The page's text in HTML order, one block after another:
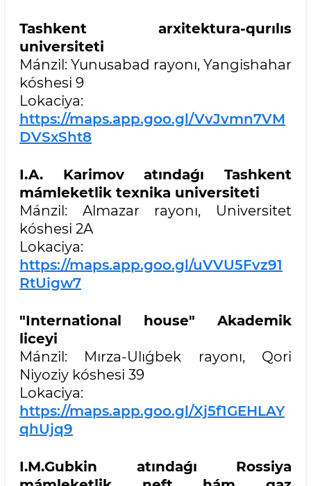
Tashkent arxitektura-qurılıs
universiteti
Mánzil: Yunusabad rayonı, Yangishahar
kóshesi 9
Lokaciya:
https://maps.app.goo.gl/VvJvmn7VM
DVSxSht8
I.A. Karimov atındaǵı Tashkent
mámleketlik texnika universiteti
Mánzil: Almazar rayonı, Universitet
kóshesi 2A
Lokaciya:
https://maps.app.goo.gl/uVVU5Fvz91
RtUigw7
"International house" Akademik
liceyi
Mánzil: Mırza-Ulıǵbek rayonı, Qori
Niyoziy kóshesi 39
Lokaciya:
https://maps.app.goo.gl/Xj5f1GEHLAY
qhUjq9
I.M.Gubkin atındaǵı Rossiya